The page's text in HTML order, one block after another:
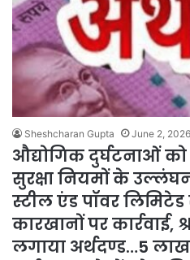
Sheshcharan Gupta June 2, 2026
औद्योगिक दुर्घटनाओं
सुरक्षा नियमों के
स्टील एंड पॉवर
कारखानों पर कार्रवाई,
लगाया अर्थदण्ड…5